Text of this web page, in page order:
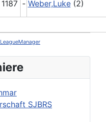
1187 - Weber,Luke(2)
SJBRS